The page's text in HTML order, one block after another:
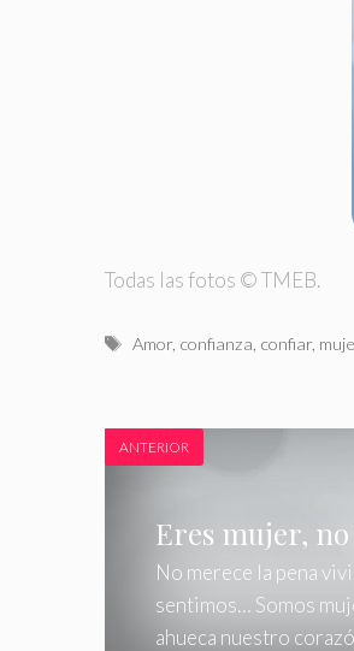
Todas las fotos © TMEB.
Etiquetas
Amor, confianza confiar,
ANTERIOR
Eres mujer,
No merece la pena
sentimos… Somos
ahueca nuestro